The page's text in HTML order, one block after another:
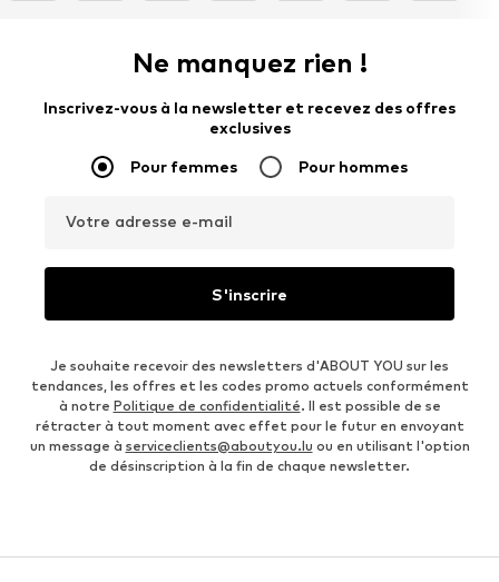
Ne manquez rien !
Inscrivez-vous à la newsletter et recevez des offres
exclusives
Pour femmes Pour hommes
Votre adresse e-mail
S'inscrire
Je souhaite recevoir des newsletters d'ABOUT YOU sur les
tendances, les offres et les codes promo actuels conformément
à notre Politique de confidentialité. Il est possible de se
rétracter à tout moment avec effet pour le futur en envoyant
un message à serviceclients@aboutyou.lu ou en utilisant l'option
de désinscription à la fin de chaque newsletter.